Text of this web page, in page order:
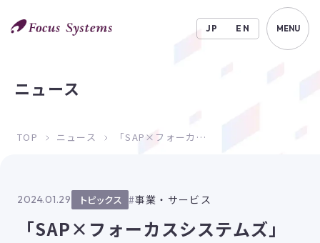
JP EN MENU
ニュース
TOP ニュース 「SAP×フォーカスシステムズ」タクシー広告配信のお知らせ
2024.01.29 トピックス 事業・サービス
「SAP×フォーカスシステムズ」